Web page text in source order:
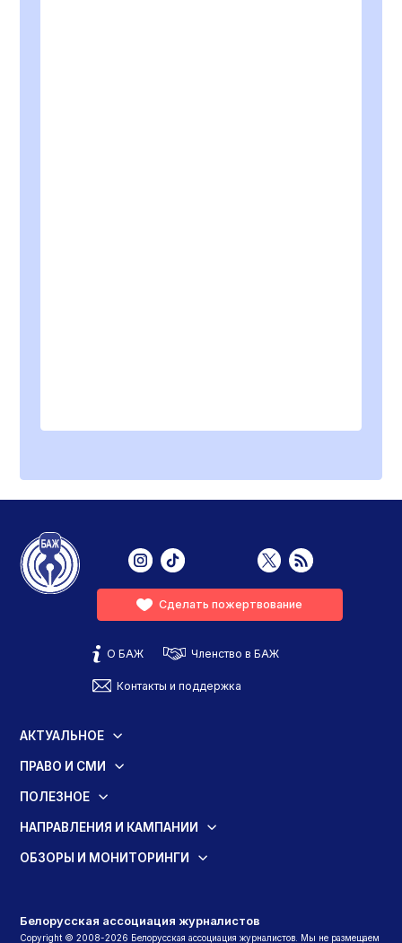
Сделать пожертвование
О БАЖ Членство в БАЖ
Контакты и поддержка
АКТУАЛЬНОЕ
ПРАВО И СМИ
ПОЛЕЗНОЕ
НАПРАВЛЕНИЯ И КАМПАНИИ
ОБЗОРЫ И МОНИТОРИНГИ
Белорусская ассоциация журналистов
Copyright © 2008-2026 Белорусская ассоциация журналистов. Мы не размещаем